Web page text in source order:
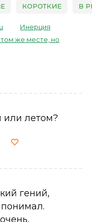
КОРОТКИЕ В
Инерция
же месте, но
или летом?
гений,